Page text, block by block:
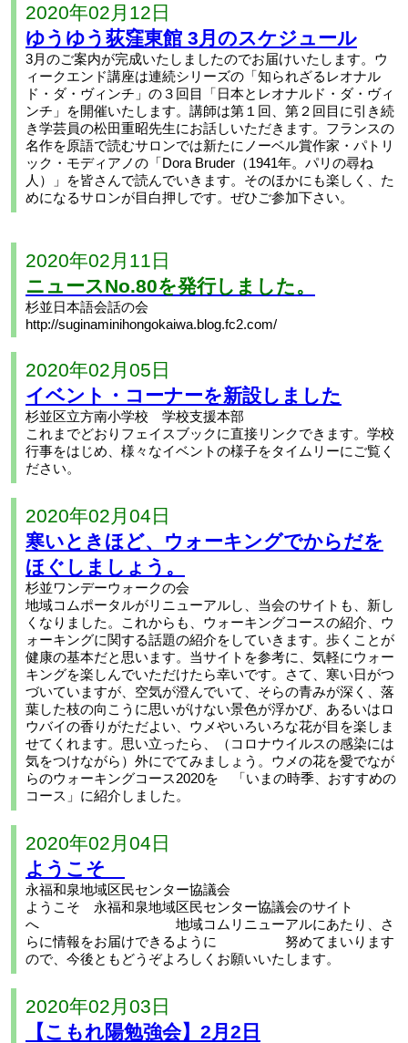
2020年02月12日
ゆうゆう荻窪東館 3月のスケジュール
3月のご案内が完成いたしましたのでお届けいたします。ウ
ィークエンド講座は連続シリーズの「知られざるレオナル
ド・ダ・ヴィンチ」の３回目「日本とレオナルド・ダ・ヴィ
ンチ」を開催いたします。講師は第１回、第２回目に引き続
き学芸員の松田重昭先生にお話しいただきます。フランスの
名作を原語で読むサロンでは新たにノーベル賞作家・パトリ
ック・モディアノの「Dora Bruder（1941年。パリの尋ね
人）」を皆さんで読んでいきます。そのほかにも楽しく、た
めになるサロンが目白押しです。ぜひご参加下さい。
2020年02月11日
ニュースNo.80を発行しました。
杉並日本語会話の会
http://suginaminihongokaiwa.blog.fc2.com/
2020年02月05日
イベント・コーナーを新設しました
杉並区立方南小学校 学校支援本部
これまでどおりフェイスブックに直接リンクできます。学校
行事をはじめ、様々なイベントの様子をタイムリーにご覧く
ださい。
2020年02月04日
寒いときほど、ウォーキングでからだを
ほぐしましょう。
杉並ワンデーウォークの会
地域コムポータルがリニューアルし、当会のサイトも、新し
くなりました。これからも、ウォーキングコースの紹介、ウ
ォーキングに関する話題の紹介をしていきます。歩くことが
健康の基本だと思います。当サイトを参考に、気軽にウォー
キングを楽しんでいただけたら幸いです。さて、寒い日がつ
づいていますが、空気が澄んでいて、そらの青みが深く、落
葉した枝の向こうに思いがけない景色が浮かび、あるいはロ
ウバイの香りがただよい、ウメやいろいろな花が目を楽しま
せてくれます。思い立ったら、（コロナウイルスの感染には
気をつけながら）外にでてみましょう。ウメの花を愛でなが
らのウォーキングコース2020を 「いまの時季、おすすめの
コース」に紹介しました。
2020年02月04日
ようこそ
永福和泉地域区民センター協議会
ようこそ 永福和泉地域区民センター協議会のサイト
へ 地域コムリニューアルにあたり、さ
らに情報をお届けできるように 努めてまいります
ので、今後ともどうぞよろしくお願いいたします。
2020年02月03日
【こもれ陽勉強会】2月2日